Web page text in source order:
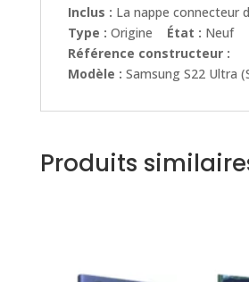
Inclus : La nappe connecteur
Type : Origine État : Neuf
Référence constructeur :
Modèle : Samsung S22 Ultra
Produits